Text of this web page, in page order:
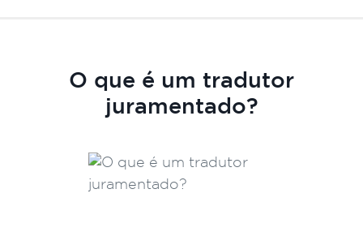
O que é um tradutor
juramentado?